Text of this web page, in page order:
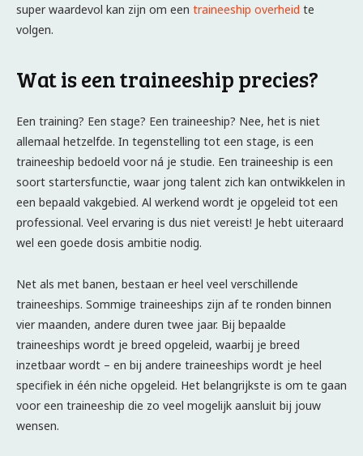
super waardevol kan zijn om een traineeship overheid te
volgen.
Wat is een traineeship precies?
Een training? Een stage? Een traineeship? Nee, het is niet
allemaal hetzelfde. In tegenstelling tot een stage, is een
traineeship bedoeld voor ná je studie. Een traineeship is een
soort startersfunctie, waar jong talent zich kan ontwikkelen in
een bepaald vakgebied. Al werkend wordt je opgeleid tot een
professional. Veel ervaring is dus niet vereist! Je hebt uiteraard
wel een goede dosis ambitie nodig.
Net als met banen, bestaan er heel veel verschillende
traineeships. Sommige traineeships zijn af te ronden binnen
vier maanden, andere duren twee jaar. Bij bepaalde
traineeships wordt je breed opgeleid, waarbij je breed
inzetbaar wordt – en bij andere traineeships wordt je heel
specifiek in één niche opgeleid. Het belangrijkste is om te gaan
voor een traineeship die zo veel mogelijk aansluit bij jouw
wensen.